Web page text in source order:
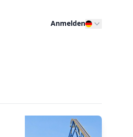
Anmelden